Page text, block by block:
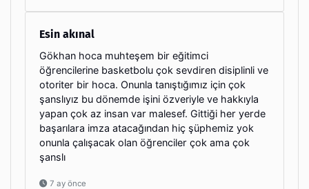
Esin akınal
Gökhan hoca muhteşem bir eğitimci
öğrencilerine basketbolu çok sevdiren disiplinli ve
otoriter bir hoca. Onunla tanıştığımız için çok
şanslıyız bu dönemde işini özveriyle ve hakkıyla
yapan çok az insan var malesef. Gittiği her yerde
başarılara imza atacağından hiç şüphemiz yok
onunla çalışacak olan öğrenciler çok ama çok
şanslı
7 ay önce